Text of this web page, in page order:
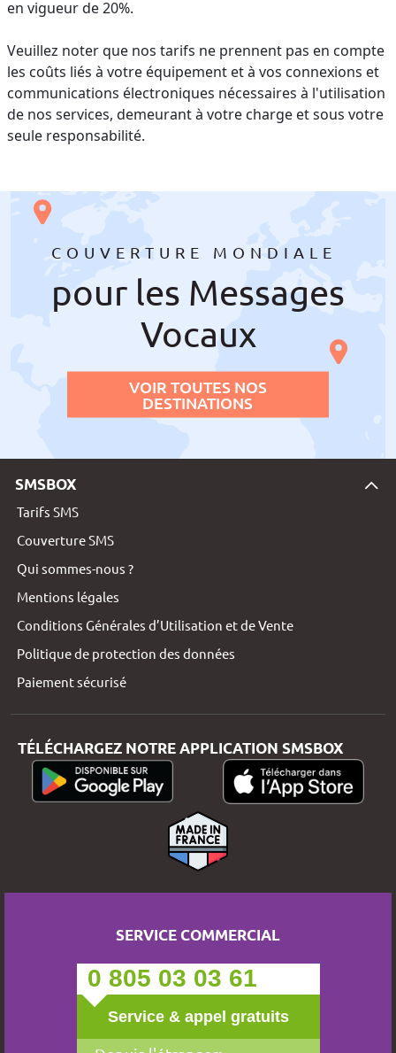
en vigueur de 20%.
Veuillez noter que nos tarifs ne prennent pas en compte
les coûts liés à votre équipement et à vos connexions et
communications électroniques nécessaires à l'utilisation
de nos services, demeurant à votre charge et sous votre
seule responsabilité.
COUVERTURE MONDIALE
pour les Messages
Vocaux
VOIR TOUTES NOS
DESTINATIONS
SMSBOX
Tarifs SMS
Couverture SMS
Qui sommes-nous ?
Mentions légales
Conditions Générales d’Utilisation et de Vente
Politique de protection des données
Paiement sécurisé
TÉLÉCHARGEZ NOTRE APPLICATION SMSBOX
SERVICE COMMERCIAL
0 805 03 03 61
Service & appel gratuits